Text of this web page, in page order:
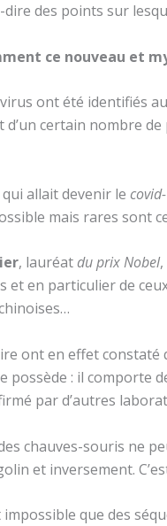
dire des points sur
ce nouveau et
ont été identifiés
certain nombre
allait devenir le
mais rares sont
, lauréat du prix Nobel
et en particulier de
ont en effet constaté
possède : il comporte
par d’autres
chauves-souris ne
et inversement.
que des